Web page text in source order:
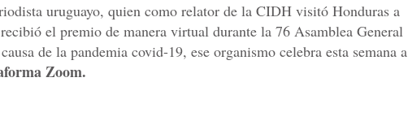
uruguayo, quien como relator de la CIDH visitó Honduras a
el premio de manera virtual durante la 76 Asamblea General
de la pandemia covid-19, ese organismo celebra esta semana a
Zoom.